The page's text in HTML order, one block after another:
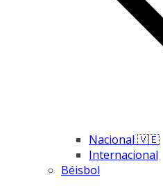
Nacional 🇻🇪
Internacional
Béisbol